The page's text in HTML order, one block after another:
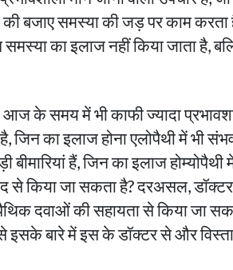
की बजाए समस्या की जड़ पर काम
समस्या का इलाज नहीं किया जाता है,
आज के समय में भी काफी ज्यादा
जिन का इलाज होना एलोपैथी में भी
बीमारियां हैं, जिन का इलाज
से किया जा सकता है? दरअसल, डॉक्टर
दवाओं की सहायता से किया जा
बारे में इस के डॉक्टर से और